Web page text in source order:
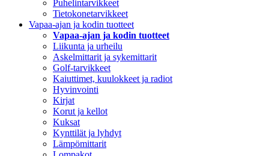
Puhelintarvikkeet
Tietokonetarvikkeet
Vapaa-ajan ja kodin tuotteet
Vapaa-ajan ja kodin tuotteet
Liikunta ja urheilu
Askelmittarit ja sykemittarit
Golf-tarvikkeet
Kaiuttimet, kuulokkeet ja radiot
Hyvinvointi
Kirjat
Korut ja kellot
Kuksat
Kynttilät ja lyhdyt
Lämpömittarit